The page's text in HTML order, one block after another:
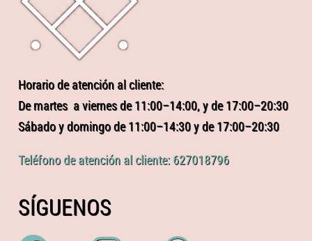
Horario de atención al cliente:
De martes a viernes de 11:00–14:00, y de 17:00–20:30
Sábado y domingo de 11:00–14:30 y de 17:00–20:30
Teléfono de atención al cliente: 627018796
SÍGUENOS